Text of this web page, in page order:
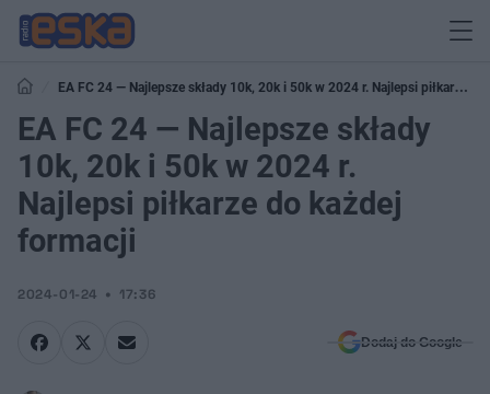
EA FC 24 — Najlepsze składy 10k, 20k i 50k w 2024 r. Najlepsi piłkarze do
każdej formacji
EA FC 24 — Najlepsze składy
10k, 20k i 50k w 2024 r.
Najlepsi piłkarze do każdej
formacji
2024-01-24 17:36
Dodaj do Google